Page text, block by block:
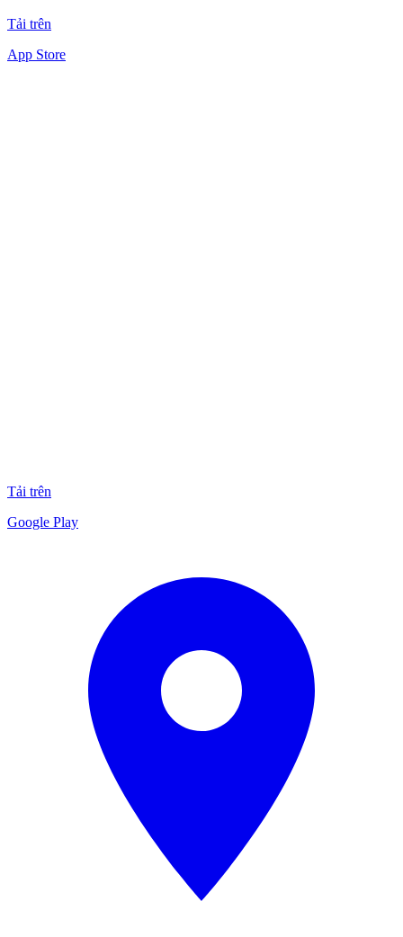
Tải trên
App Store
Tải trên
Google Play